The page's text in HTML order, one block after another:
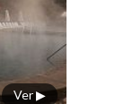
Ver ▶